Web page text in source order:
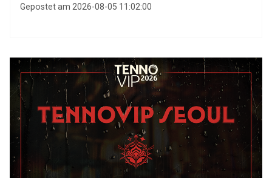
Gepostet am 2026-08-05 11:02:00